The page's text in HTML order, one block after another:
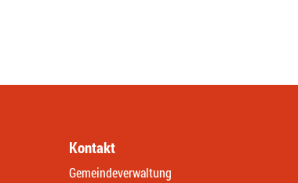
Kontakt
Gemeindeverwaltung